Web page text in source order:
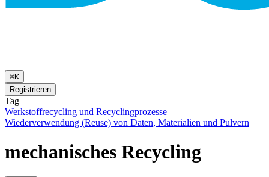
⌘K
Registrieren
Tag
Werkstoffrecycling und Recyclingprozesse
Wiederverwendung (Reuse) von Daten, Materialien und Pulvern
mechanisches Recycling